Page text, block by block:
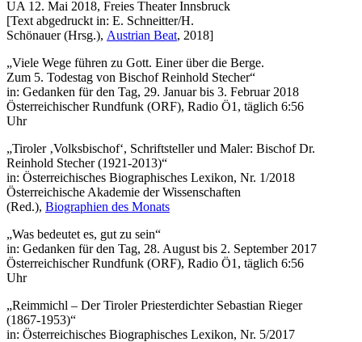
UA 12. Mai 2018, Freies Theater Innsbruck
[Text abgedruckt in: E. Schneitter/H.
Schönauer (Hrsg.), Austrian Beat, 2018]
„Viele Wege führen zu Gott. Einer über die Berge.
Zum 5. Todestag von Bischof Reinhold Stecher“
in: Gedanken für den Tag, 29. Januar bis 3. Februar 2018
Österreichischer Rundfunk (ORF), Radio Ö1, täglich 6:56
Uhr
„Tiroler ‚Volksbischof‘, Schriftsteller und Maler: Bischof Dr.
Reinhold Stecher (1921-2013)“
in: Österreichisches Biographisches Lexikon, Nr. 1/2018
Österreichische Akademie der Wissenschaften
(Red.), Biographien des Monats
„Was bedeutet es, gut zu sein“
in: Gedanken für den Tag, 28. August bis 2. September 2017
Österreichischer Rundfunk (ORF), Radio Ö1, täglich 6:56
Uhr
„Reimmichl – Der Tiroler Priesterdichter Sebastian Rieger
(1867-1953)“
in: Österreichisches Biographisches Lexikon, Nr. 5/2017